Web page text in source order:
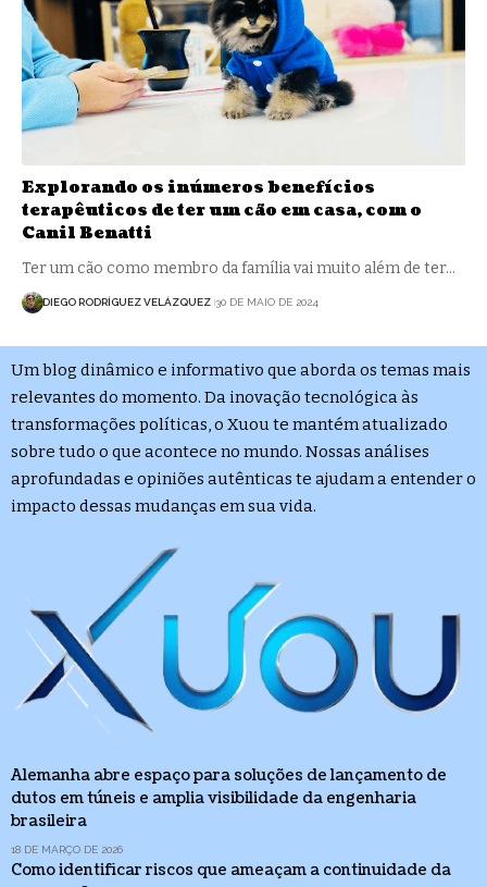
Explorando os inúmeros benefícios
terapêuticos de ter um cão em casa, com o
Canil Benatti
Ter um cão como membro da família vai muito além de ter…
DIEGO RODRÍGUEZ VELÁZQUEZ 30 DE MAIO DE 2024
Um blog dinâmico e informativo que aborda os temas mais
relevantes do momento. Da inovação tecnológica às
transformações políticas, o Xuou te mantém atualizado
sobre tudo o que acontece no mundo. Nossas análises
aprofundadas e opiniões autênticas te ajudam a entender o
impacto dessas mudanças em sua vida.
Alemanha abre espaço para soluções de lançamento de
dutos em túneis e amplia visibilidade da engenharia
brasileira
18 DE MARÇO DE 2026
Como identificar riscos que ameaçam a continuidade da